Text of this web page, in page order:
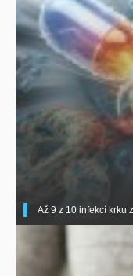
Až 9 z 10 infekcí krku